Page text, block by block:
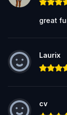
great
Laurix
cv